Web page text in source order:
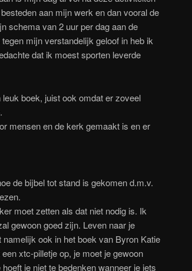
aan mijn werk en dan vooral de
schema van 2 uur per dag aan de
mijn verstandelijk geloof in heb ik
dat ik moest sporten leverde
boek, juist ook omdat er zoveel
mensen en de kerk gemaakt is en er
de bijbel tot stand is gekomen d.m.v.
moet zetten als dat niet nodig is. Ik
gewoon goed zijn. Leven naar je
ook in het boek van Byron Katie
xtc-pilletje op, je moet je gewoon
je niet te bedenken wanneer je iets